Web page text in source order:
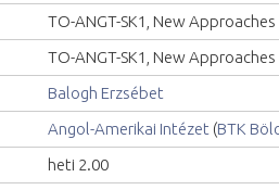
TO-ANGT-SK1, New Approaches
TO-ANGT-SK1, New Approaches
Balogh Erzsébet
Angol-Amerikai Intézet (BTK
heti 2.00